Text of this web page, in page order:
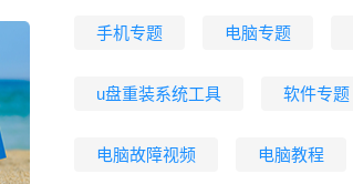
手机专题 电脑专题
u盘重装系统工具 软件专题
电脑故障视频 电脑教程